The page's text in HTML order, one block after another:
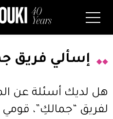
إسألي فريق
هل لديك أسئلة عن
لفريق “جمالكِ”، قومي